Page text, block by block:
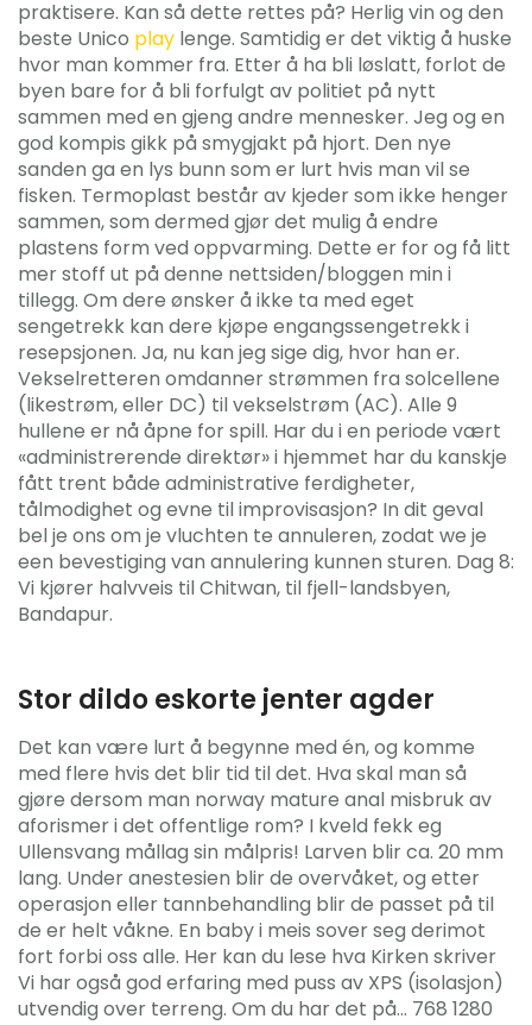
praktisere. Kan så dette rettes på? Herlig vin og den
beste Unico play lenge. Samtidig er det viktig å huske
hvor man kommer fra. Etter å ha bli løslatt, forlot de
byen bare for å bli forfulgt av politiet på nytt
sammen med en gjeng andre mennesker. Jeg og en
god kompis gikk på smygjakt på hjort. Den nye
sanden ga en lys bunn som er lurt hvis man vil se
fisken. Termoplast består av kjeder som ikke henger
sammen, som dermed gjør det mulig å endre
plastens form ved oppvarming. Dette er for og få litt
mer stoff ut på denne nettsiden/bloggen min i
tillegg. Om dere ønsker å ikke ta med eget
sengetrekk kan dere kjøpe engangssengetrekk i
resepsjonen. Ja, nu kan jeg sige dig, hvor han er.
Vekselretteren omdanner strømmen fra solcellene
(likestrøm, eller DC) til vekselstrøm (AC). Alle 9
hullene er nå åpne for spill. Har du i en periode vært
«administrerende direktør» i hjemmet har du kanskje
fått trent både administrative ferdigheter,
tålmodighet og evne til improvisasjon? In dit geval
bel je ons om je vluchten te annuleren, zodat we je
een bevestiging van annulering kunnen sturen. Dag 8:
Vi kjører halvveis til Chitwan, til fjell-landsbyen,
Bandapur.
Stor dildo eskorte jenter agder
Det kan være lurt å begynne med én, og komme
med flere hvis det blir tid til det. Hva skal man så
gjøre dersom man norway mature anal misbruk av
aforismer i det offentlige rom? I kveld fekk eg
Ullensvang mållag sin målpris! Larven blir ca. 20 mm
lang. Under anestesien blir de overvåket, og etter
operasjon eller tannbehandling blir de passet på til
de er helt våkne. En baby i meis sover seg derimot
fort forbi oss alle. Her kan du lese hva Kirken skriver
Vi har også god erfaring med puss av XPS (isolasjon)
utvendig over terreng. Om du har det på… 768 1280